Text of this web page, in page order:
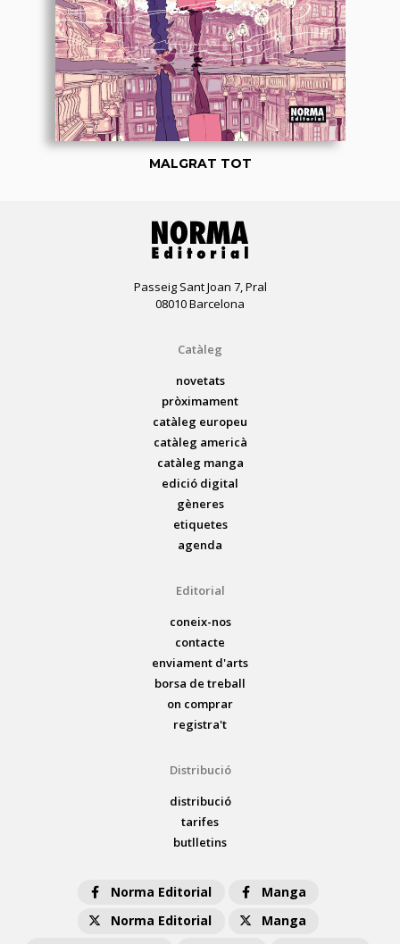
MALGRAT TOT
Passeig Sant Joan 7, Pral
08010 Barcelona
Catàleg
novetats
pròximament
catàleg europeu
catàleg americà
catàleg manga
edició digital
gèneres
etiquetes
agenda
Editorial
coneix-nos
contacte
enviament d'arts
borsa de treball
on comprar
registra't
Distribució
distribució
tarifes
butlletins
Norma Editorial
Manga
Norma Editorial
Manga